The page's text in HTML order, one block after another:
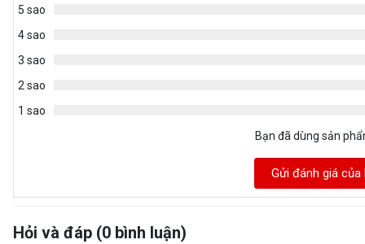
5 sao
4 sao
3 sao
2 sao
1 sao
Bạn đã dùng sản
Gửi đánh giá của
Hỏi và đáp (0 bình luận)